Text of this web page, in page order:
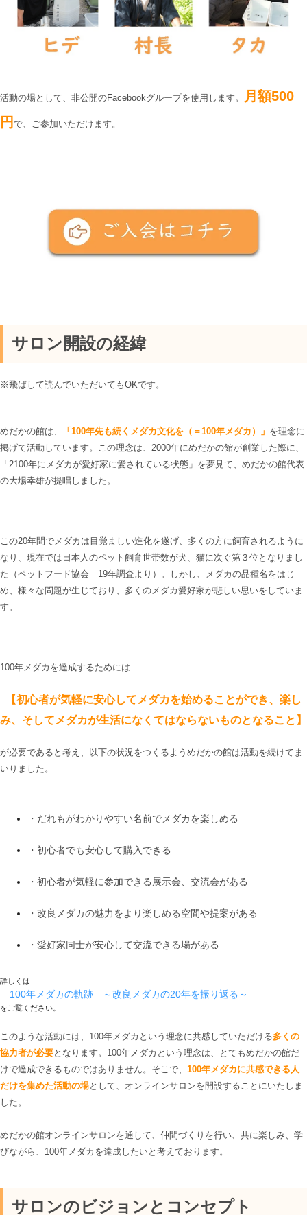
活動の場として、非公開のFacebookグループを使用します。
月額500
円 で、ご参加いただけます。
サロン開設の経緯
※飛ばして読んでいただいてもOKです。
めだかの館は、 「100年先も続くメダカ文化を（＝100年メダカ）」 を理念に
掲げて活動しています。この理念は、2000年にめだかの館が創業した際に、
「2100年にメダカが愛好家に愛されている状態」を夢見て、めだかの館代表
の大場幸雄が提唱しました。
この20年間でメダカは目覚ましい進化を遂げ、多くの方に飼育されるように
なり、現在では日本人のペット飼育世帯数が犬、猫に次ぐ第３位となりまし
た（ペットフード協会 19年調査より）。しかし、メダカの品種名をはじ
め、様々な問題が生じており、多くのメダカ愛好家が悲しい思いをしていま
す。
100年メダカを達成するためには
【初心者が気軽に安心してメダカを始めることができ、楽し
み、そしてメダカが生活になくてはならないものとなること】
が必要であると考え、以下の状況をつくるようめだかの館は活動を続けてま
いりました。
・だれもがわかりやすい名前でメダカを楽しめる
・初心者でも安心して購入できる
・初心者が気軽に参加できる展示会、交流会がある
・改良メダカの魅力をより楽しめる空間や提案がある
・愛好家同士が安心して交流できる場がある
詳しくは
100年メダカの軌跡 ～改良メダカの20年を振り返る～
をご覧ください。
このような活動には、100年メダカという理念に共感していただける多くの
協力者が必要となります。100年メダカという理念は、とてもめだかの館だ
けで達成できるものではありません。そこで、 100年メダカに共感できる人
だけを集めた活動の場として、オンラインサロンを開設することにいたしま
した。
めだかの館オンラインサロンを通して、仲間づくりを行い、共に楽しみ、学
びながら、100年メダカを達成したいと考えております。
サロンのビジョンとコンセプト